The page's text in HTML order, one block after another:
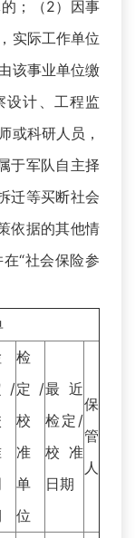
；（2）因事
实际工作单位
该事业单位缴
设计、工程监
或科研人员，
于军队自主择
迁等买断社会
依据的其他情
“社会保险参
/
检
定/
校
准
单
位
最近
检定/
校准
日期
保
管
人